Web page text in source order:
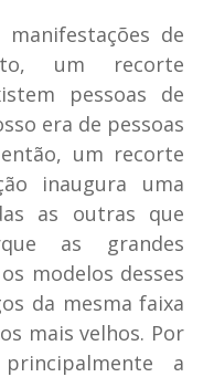
de
um recorte
pessoas de
era de pessoas
um recorte
inaugura uma
as outras que
as grandes
modelos desses
da mesma faixa
mais velhos. Por
a